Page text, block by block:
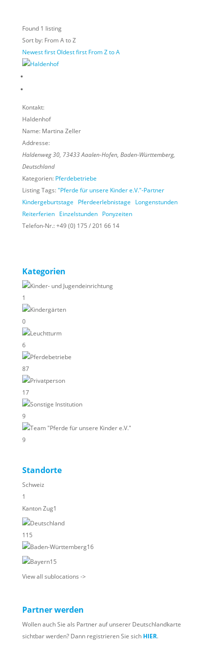
Found 1 listing
Sort by: From A to Z
Newest firstOldest first From Z to A
Kontakt:
Haldenhof
Name: Martina Zeller
Addresse:
Haldenweg 30, 73433Aaalen-Hofen, Baden-Württemberg,
Deutschland
Kategorien: Pferdebetriebe
Listing Tags:"Pferde für unsere Kinder e.V."-Partner
Kindergeburtstage
Pferdeerlebnistage
Longenstunden
Reiterferien Einzelstunden Ponyzeiten
Telefon-Nr.:+49 (0) 175 / 201 66 14
Kategorien
Kinder- und Jugendeinrichtung
1
Kindergärten
0
Leuchtturm
6
Pferdebetriebe
87
Privatperson
17
Sonstige Institution
9
Team "Pferde für unsere Kinder e.V."
9
Standorte
Schweiz
1
Kanton Zug1
Deutschland
115
Baden-Württemberg16
Bayern15
View all sublocations ->
Partner werden
Wollen auch Sie als Partner auf unserer Deutschlandkarte
sichtbar werden? Dann registrieren Sie sich HIER.